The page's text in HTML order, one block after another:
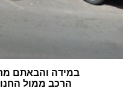
במידה והבאתם
הרכב ממול